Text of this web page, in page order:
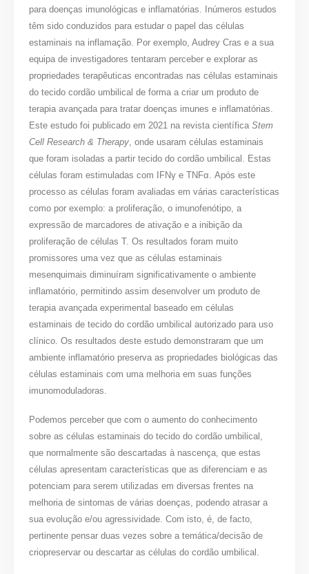
para doenças imunológicas e inflamatórias. Inúmeros estudos
têm sido conduzidos para estudar o papel das células
estaminais na inflamação. Por exemplo, Audrey Cras e a sua
equipa de investigadores tentaram perceber e explorar as
propriedades terapêuticas encontradas nas células estaminais
do tecido cordão umbilical de forma a criar um produto de
terapia avançada para tratar doenças imunes e inflamatórias.
Este estudo foi publicado em 2021 na revista científicaStem
Cell Research & Therapy , onde usaram células estaminais
que foram isoladas a partir tecido do cordão umbilical. Estas
células foram estimuladas com IFNγ e TNFα. Após este
processo as células foram avaliadas em várias características
como por exemplo: a proliferação, o imunofenótipo, a
expressão de marcadores de ativação e a inibição da
proliferação de células T. Os resultados foram muito
promissores uma vez que as células estaminais
mesenquimais diminuíram significativamente o ambiente
inflamatório, permitindo assim desenvolver um produto de
terapia avançada experimental baseado em células
estaminais de tecido do cordão umbilical autorizado para uso
clínico. Os resultados deste estudo demonstraram que um
ambiente inflamatório preserva as propriedades biológicas das
células estaminais com uma melhoria em suas funções
imunomoduladoras.
Podemos perceber que com o aumento do conhecimento
sobre as células estaminais do tecido do cordão umbilical,
que normalmente são descartadas à nascença, que estas
células apresentam características que as diferenciam e as
potenciam para serem utilizadas em diversas frentes na
melhoria de sintomas de várias doenças, podendo atrasar a
sua evolução e/ou agressividade. Com isto, é, de facto,
pertinente pensar duas vezes sobre a temática/decisão de
criopreservar ou descartar as células do cordão umbilical.